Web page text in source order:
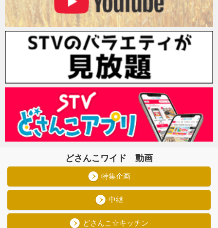
どさんこワイド 動画
特集企画
中継
どさんこ☆キッチン